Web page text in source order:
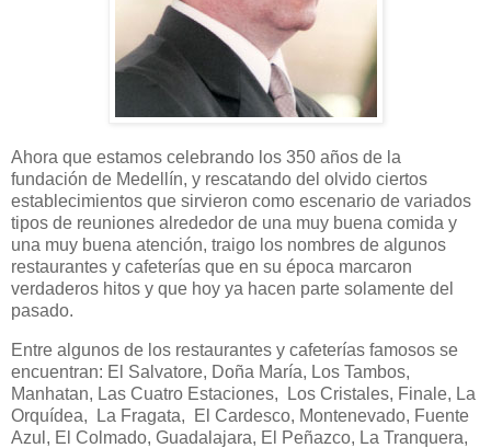
Ahora que estamos celebrando los 350 años de la
fundación de Medellín, y rescatando del olvido ciertos
establecimientos que sirvieron como escenario de variados
tipos de reuniones alrededor de una muy buena comida y
una muy buena atención, traigo los nombres de algunos
restaurantes y cafeterías que en su época marcaron
verdaderos hitos y que hoy ya hacen parte solamente del
pasado.
Entre algunos de los restaurantes y cafeterías famosos se
encuentran: El Salvatore, Doña María, Los Tambos,
Manhatan, Las Cuatro Estaciones,
Los Cristales, Finale, La
Orquídea,
La Fragata,
El Cardesco, Montenevado, Fuente
Azul, El Colmado, Guadalajara, El Peñazco, La Tranquera,